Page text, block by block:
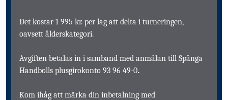
Det kostar 1 995 kr. per lag att delta i turneringen,
oavsett ålderskategori.
Avgiften betalas in i samband med anmälan till Spånga
Handbolls plusgirokonto 93 96 49-0.
Kom ihåg att märka din inbetalning med